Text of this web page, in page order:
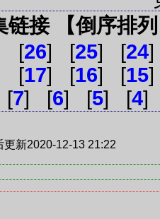
链接 【倒序排
[26] [25] [24
[17] [16] [15
7] [6] [5] [4]
更新2020-12-13 21:22